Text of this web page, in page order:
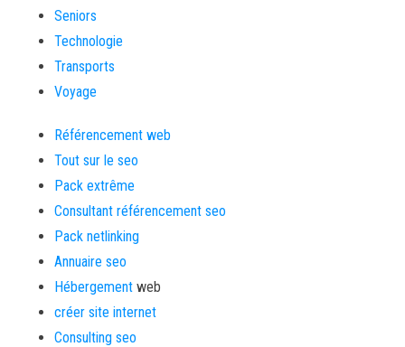
Seniors
Technologie
Transports
Voyage
Référencement web
Tout sur le seo
Pack extrême
Consultant référencement seo
Pack netlinking
Annuaire seo
Hébergement web
créer site internet
Consulting seo